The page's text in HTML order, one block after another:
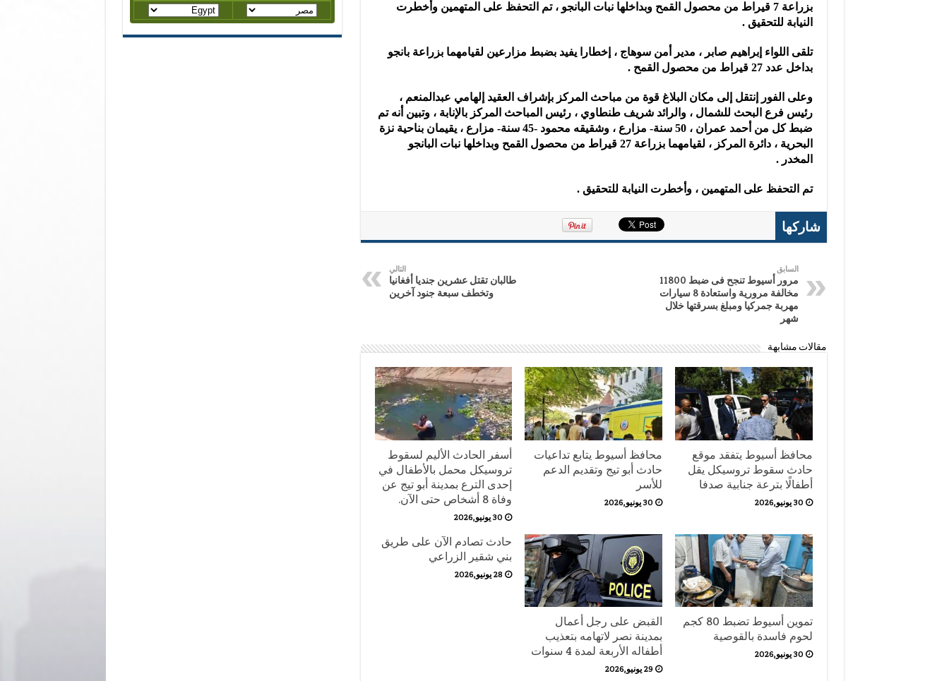
بزراعة 7 قيراط من محصول القمح وبداخلها نبات البانجو ، تم التحفظ على المتهمين وأخطرت
النيابة للتحقيق .
تلقى اللواء إبراهيم صابر ، مدير أمن سوهاج ، إخطارا يفيد بضبط مزارعين لقيامهما بزراعة بانجو
بداخل عدد 27 قيراط من محصول القمح .
وعلى الفور إنتقل إلى مكان البلاغ قوة من مباحث المركز بإشراف العقيد إلهامي عبدالمنعم ،
رئيس فرع البحث للشمال ، والرائد شريف طنطاوي ، رئيس المباحث المركز بالإنابة ، وتبين أنه تم
ضبط كل من أحمد عمران ، 50 سنة- مزارع ، وشقيقه محمود -45 سنة- مزارع ، يقيمان بناحية نزة
البحرية ، دائرة المركز ، لقيامهما بزراعة 27 قيراط من محصول القمح وبداخلها نبات البانجو
المخدر .
تم التحفظ على المتهمين ، وأخطرت النيابة للتحقيق .
شاركها
السابق
مرور أسيوط تنجح فى ضبط 11800
مخالفة مرورية واستعادة 8 سيارات
مهربة جمركيا ومبلغ بسرقتها خلال
شهر
التالي
طالبان تقتل عشرين جنديا أفغانيا
وتخطف سبعة جنود آخرين
مقالات مشابهة
محافظ أسيوط يتفقد موقع
حادث سقوط تروسيكل يقل
أطفالًا بترعة جنابية صدفا
30 يونيو,2026
محافظ أسيوط يتابع تداعيات
حادث أبو تيج وتقديم الدعم
للأسر
30 يونيو,2026
أسفر الحادث الأليم لسقوط
تروسيكل محمل بالأطفال في
إحدى الترع بمدينة أبو تيج عن
وفاة 8 أشخاص حتى الآن.
30 يونيو,2026
تموين أسيوط تضبط 80 كجم
لحوم فاسدة بالقوصية
30 يونيو,2026
القبض على رجل أعمال
بمدينة نصر لاتهامه بتعذيب
أطفاله الأربعة لمدة 4 سنوات
29 يونيو,2026
حادث تصادم الآن على طريق
بني شقير الزراعي
28 يونيو,2026